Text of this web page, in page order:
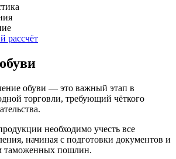
рассчёт
обуви — это важный этап в
торговли, требующий чёткого
необходимо учесть все
начиная с подготовки документов и
таможенных пошлин.